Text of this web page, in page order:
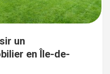
un
en Île-de-